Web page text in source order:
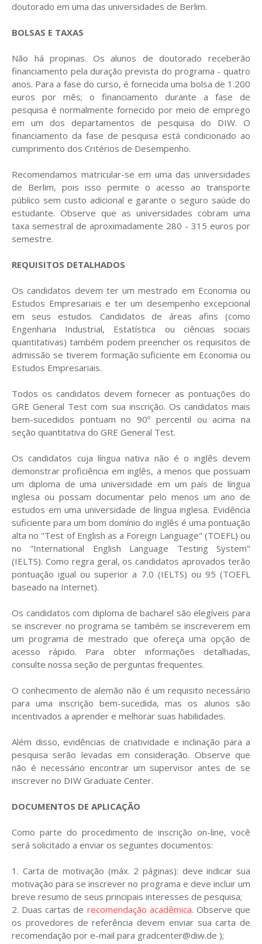
doutorado em uma das universidades de Berlim.
BOLSAS E TAXAS
Não há propinas. Os alunos de doutorado receberão
financiamento pela duração prevista do programa - quatro
anos. Para a fase do curso, é fornecida uma bolsa de 1.200
euros por mês; o financiamento durante a fase de
pesquisa é normalmente fornecido por meio de emprego
em um dos departamentos de pesquisa do DIW. O
financiamento da fase de pesquisa está condicionado ao
cumprimento dos Critérios de Desempenho.
Recomendamos matricular-se em uma das universidades
de Berlim, pois isso permite o acesso ao transporte
público sem custo adicional e garante o seguro saúde do
estudante. Observe que as universidades cobram uma
taxa semestral de aproximadamente 280 - 315 euros por
semestre.
REQUISITOS DETALHADOS
Os candidatos devem ter um mestrado em Economia ou
Estudos Empresariais e ter um desempenho excepcional
em seus estudos. Candidatos de áreas afins (como
Engenharia Industrial, Estatística ou ciências sociais
quantitativas) também podem preencher os requisitos de
admissão se tiverem formação suficiente em Economia ou
Estudos Empresariais.
Todos os candidatos devem fornecer as pontuações do
GRE General Test com sua inscrição. Os candidatos mais
bem-sucedidos pontuam no 90º percentil ou acima na
seção quantitativa do GRE General Test.
Os candidatos cuja língua nativa não é o inglês devem
demonstrar proficiência em inglês, a menos que possuam
um diploma de uma universidade em um país de língua
inglesa ou possam documentar pelo menos um ano de
estudos em uma universidade de língua inglesa. Evidência
suficiente para um bom domínio do inglês é uma pontuação
alta no "Test of English as a Foreign Language" (TOEFL) ou
no "International English Language Testing System"
(IELTS). Como regra geral, os candidatos aprovados terão
pontuação igual ou superior a 7.0 (IELTS) ou 95 (TOEFL
baseado na Internet).
Os candidatos com diploma de bacharel são elegíveis para
se inscrever no programa se também se inscreverem em
um programa de mestrado que ofereça uma opção de
acesso rápido. Para obter informações detalhadas,
consulte nossa seção de perguntas frequentes.
O conhecimento de alemão não é um requisito necessário
para uma inscrição bem-sucedida, mas os alunos são
incentivados a aprender e melhorar suas habilidades.
Além disso, evidências de criatividade e inclinação para a
pesquisa serão levadas em consideração. Observe que
não é necessário encontrar um supervisor antes de se
inscrever no DIW Graduate Center.
DOCUMENTOS DE APLICAÇÃO
Como parte do procedimento de inscrição on-line, você
será solicitado a enviar os seguintes documentos:
1. Carta de motivação (máx. 2 páginas): deve indicar sua
motivação para se inscrever no programa e deve incluir um
breve resumo de seus principais interesses de pesquisa;
2. Duas cartas de recomendação acadêmica. Observe que
os provedores de referência devem enviar sua carta de
recomendação por e-mail para gradcenter@diw.de );